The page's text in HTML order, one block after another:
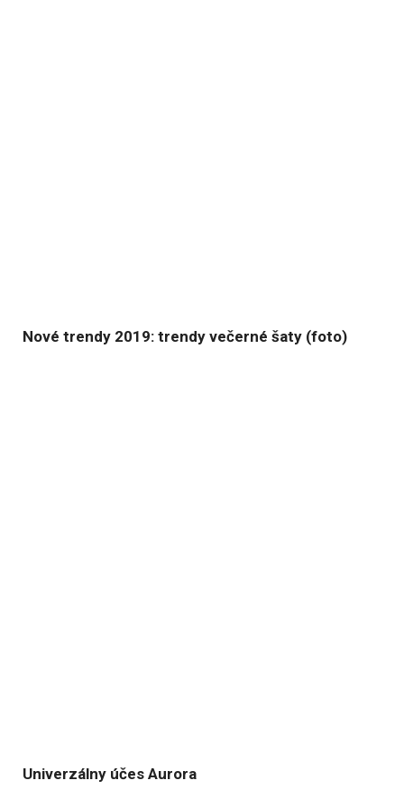
Nové trendy 2019: trendy večerné šaty (foto)
Univerzálny účes Aurora